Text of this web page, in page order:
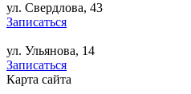
ул. Свердлова, 43
Записаться
ул. Ульянова, 14
Записаться
Карта сайта